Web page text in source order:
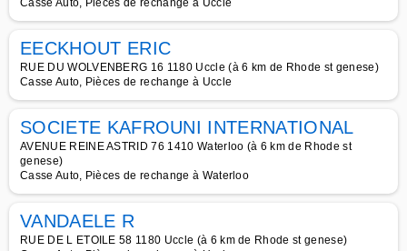
Casse Auto, Pièces de rechange à Uccle
EECKHOUT ERIC
RUE DU WOLVENBERG 16 1180 Uccle (à 6 km de Rhode st genese)
Casse Auto, Pièces de rechange à Uccle
SOCIETE KAFROUNI INTERNATIONAL
AVENUE REINE ASTRID 76 1410 Waterloo (à 6 km de Rhode st
genese)
Casse Auto, Pièces de rechange à Waterloo
VANDAELE R
RUE DE L ETOILE 58 1180 Uccle (à 6 km de Rhode st genese)